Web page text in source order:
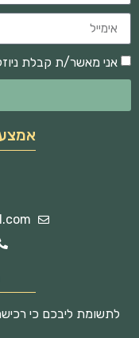
אני מאשר/ת קבלת
לתשומת ליבכם כי